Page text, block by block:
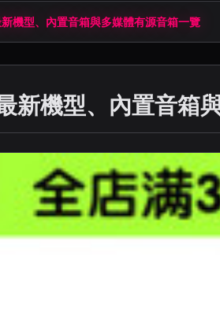
機型、內置音箱與多媒體有源音箱一覽
機型、內置音